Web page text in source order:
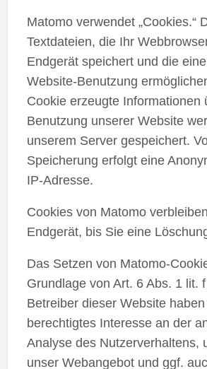
Matomo verwendet „Cookies.“
Textdateien, die Ihr
Endgerät speichert und die
Website-Benutzung
Cookie erzeugte Informationen
Benutzung unserer Website
unserem Server gespeichert.
Speicherung erfolgt eine
IP-Adresse.
Cookies von Matomo
Endgerät, bis Sie eine
Das Setzen von Matomo-
Grundlage von Art. 6 Abs. 1 lit.
Betreiber dieser Website
berechtigtes Interesse an der
Analyse des Nutzerverhaltens,
unser Webangebot und ggf.